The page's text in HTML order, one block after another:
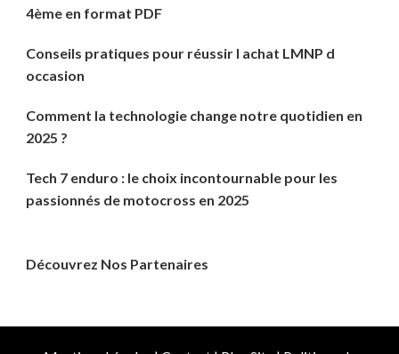
4ème en format PDF
Conseils pratiques pour réussir l achat LMNP d
occasion
Comment la technologie change notre quotidien en
2025 ?
Tech 7 enduro : le choix incontournable pour les
passionnés de motocross en 2025
Découvrez Nos Partenaires